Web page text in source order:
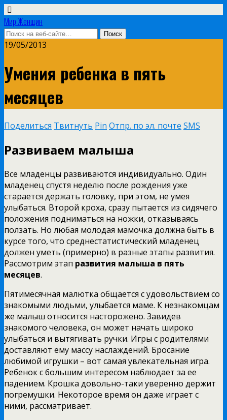
Мир Женщин
19/05/2013
Умения ребенка в пять
месяцев
Поделиться Твитнуть Pin Отпр. по эл. почте SMS
Развиваем малыша
Все младенцы развиваются индивидуально. Один
младенец спустя неделю после рождения уже
старается держать головку, при этом, не умея
улыбаться. Второй кроха, сразу пытается из сидячего
положения подниматься на ножки, отказываясь
ползать. Но любая молодая мамочка должна быть в
курсе того, что среднестатистический младенец
должен уметь (примерно) в разные этапы развития.
Рассмотрим этап развития малыша в пять
месяцев.
Пятимесячная малютка общается с удовольствием со
знакомыми людьми, улыбается маме. К незнакомцам
же малыш относится насторожено. Завидев
знакомого человека, он может начать широко
улыбаться и вытягивать ручки. Игры с родителями
доставляют ему массу наслаждений. Бросание
любимой игрушки – вот самая увлекательная игра.
Ребенок с большим интересом наблюдает за ее
падением. Крошка довольно-таки уверенно держит
погремушки. Некоторое время он даже играет с
ними, рассматривает.